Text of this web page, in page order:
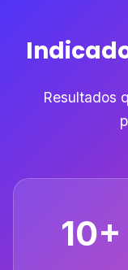
Resultados
10+